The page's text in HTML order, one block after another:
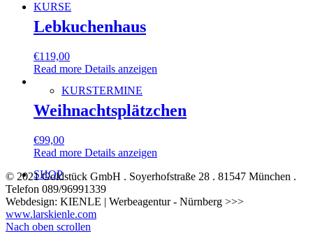
KURSE
KURSTERMINE
SHOP
Lebkuchenhaus
€119,00
Read more Details anzeigen
Weihnachtsplätzchen
€99,00
Read more Details anzeigen
© 2021 Goldstück GmbH . Soyerhofstraße 28 . 81547 München .
Telefon 089/96991339
Webdesign: KIENLE | Werbeagentur - Nürnberg >>>
www.larskienle.com
Nach oben scrollen